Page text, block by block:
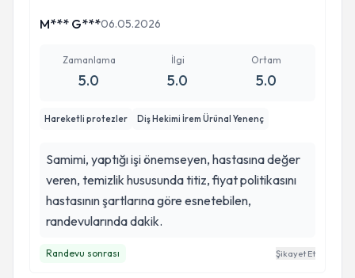
M*** G***06.05.2026
Zamanlama
5.0
İlgi
5.0
Ortam
5.0
Hareketli protezler Diş Hekimi İrem Ürünal Yenenç
Samimi, yaptığı işi önemseyen, hastasına değer
veren, temizlik hususunda titiz, fiyat politikasını
hastasının şartlarına göre esnetebilen,
randevularında dakik.
Randevu sonrası Şikayet Et